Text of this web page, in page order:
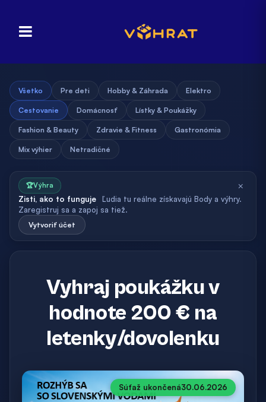
Všetko Pre deti Hobby & Záhrada Elektro
Cestovanie Domácnosť Lístky & Poukážky
Fashion & Beauty Zdravie & Fitness Gastronómia
Mix výhier Netradičné
🏆Výhra
Zisti, ako to funguje
Ľudia tu reálne získavajú Body a výhry.
Zaregistruj sa a zapoj sa tiež.
Vytvoriť účet
×
Vyhraj poukážku v
hodnote 200 € na
letenky/dovolenku
Súťaž ukončená30.06.2026